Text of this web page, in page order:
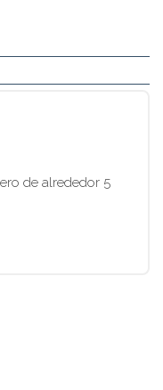
de alrededor 5